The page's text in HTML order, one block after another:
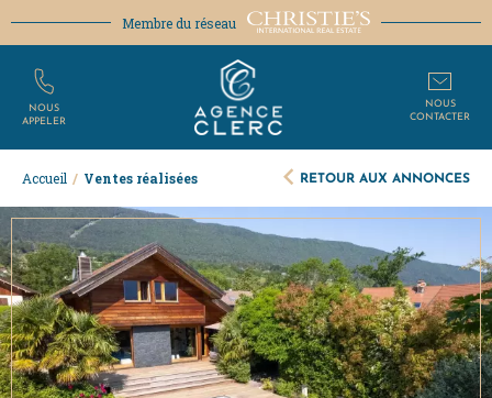
Accueil / Ventes réalisées RETOUR AUX ANNONCES
Membre du réseau
NOUS
APPELER
NOUS
CONTACTER